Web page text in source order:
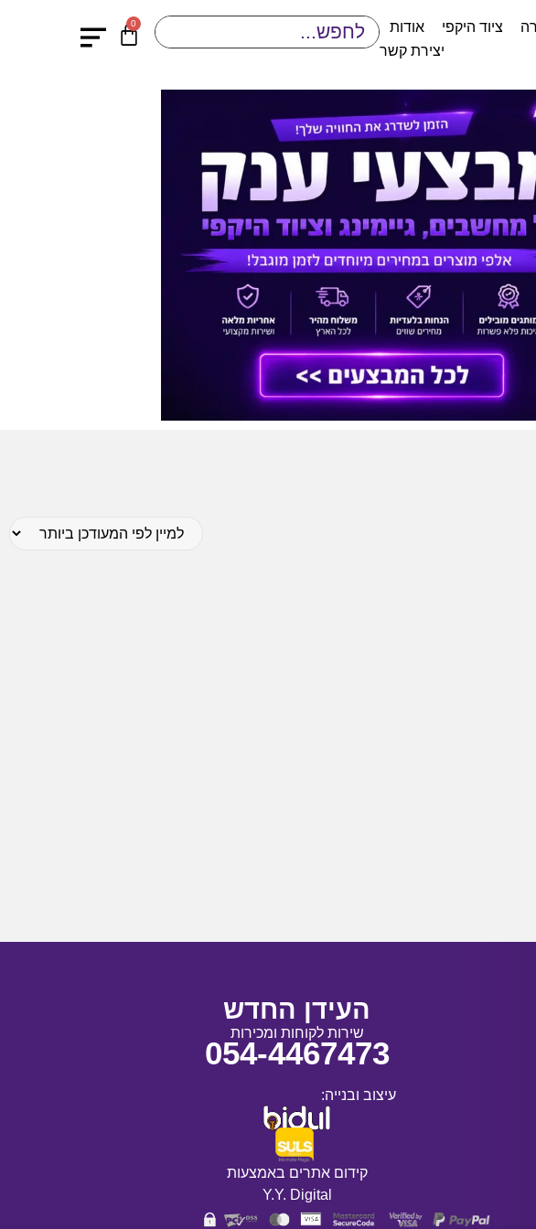
ציוד היקפי
אודות
יצירת קשר
0
העידן החדש
שירות לקוחות ומכירות
054-4467473
עיצוב ובנייה:
קידום אתרים באמצעות
Y.Y. Digital